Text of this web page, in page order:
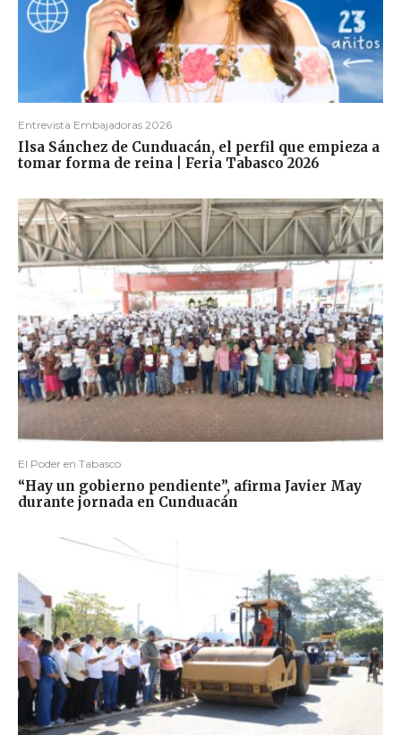
Entrevista Embajadoras 2026
Ilsa Sánchez de Cunduacán, el perfil que empieza a
tomar forma de reina | Feria Tabasco 2026
El Poder en Tabasco
“Hay un gobierno pendiente”, afirma Javier May
durante jornada en Cunduacán